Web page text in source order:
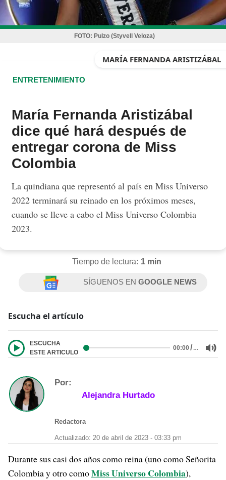
FOTO: Pulzo (Styvell Veloza)
MARÍA FERNANDA ARISTIZÁBAL
ENTRETENIMIENTO
María Fernanda Aristizábal
dice qué hará después de
entregar corona de Miss
Colombia
La quindiana que representó al país en Miss Universo
2022 terminará su reinado en los próximos meses,
cuando se lleve a cabo el Miss Universo Colombia
2023.
Tiempo de lectura: 1 min
SÍGUENOS ENGOOGLE NEWS
Escucha el artículo
ESCUCHA
ESTE ARTICULO
00:00/…
Por:
Alejandra Hurtado
Redactora
Actualizado: 20 de abril de 2023 - 03:33 pm
Durante sus casi dos años como reina (uno como Señorita
Colombia y otro comoMiss Universo Colombia),